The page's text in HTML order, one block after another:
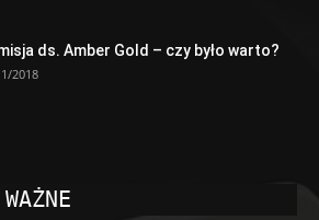
ds. Amber Gold – czy było warto?
2018